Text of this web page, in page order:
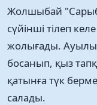
Жолшыбай
сүйінші тілеп
жолығады.
босанып, қыз
қатынға түк
салады.